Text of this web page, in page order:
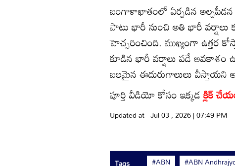
బంగాళాఖాతంలో ఏర్పడిన
పాటు భారీ నుంచి అతి భారీ
హెచ్చరించింది. ముఖ్యంగా ఉత్తర
కూడిన భారీ వర్షాలు పడే అవకాశం
బలమైన ఈదురుగాలులు వీస్తాయని
పూర్తి వీడియో కోసం ఇక్కడక్లిక్
Updated at - Jul 03 , 2026 | 07:49 PM
Tags #ABN #ABN